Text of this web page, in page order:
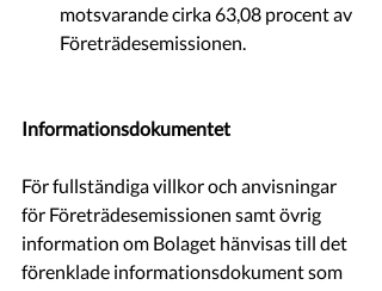
motsvarande cirka 63,08 procent av
Företrädesemissionen.
Informationsdokumentet
För fullständiga villkor och anvisningar
för Företrädesemissionen samt övrig
information om Bolaget hänvisas till det
förenklade informationsdokument som